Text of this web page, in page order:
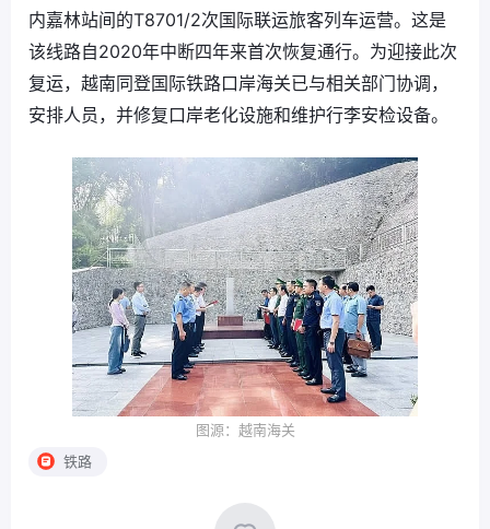
内嘉林站间的T8701/2次国际联运旅客列车运营。这是
该线路自2020年中断四年来首次恢复通行。为迎接此次
复运，越南同登国际铁路口岸海关已与相关部门协调，
安排人员，并修复口岸老化设施和维护行李安检设备。
图源：越南海关
铁路